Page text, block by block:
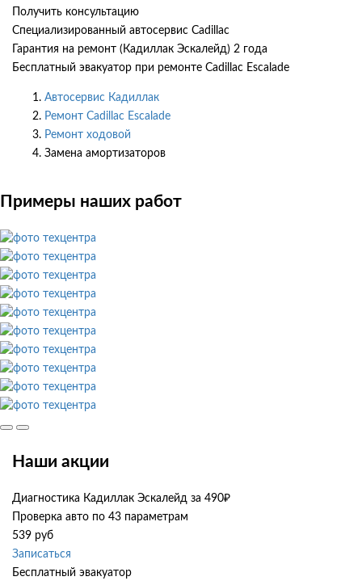
Получить консультацию
Специализированный автосервис Cadillac
Гарантия на ремонт (Кадиллак Эскалейд) 2 года
Бесплатный эвакуатор при ремонте Cadillac Escalade
Автосервис Кадиллак
Ремонт Cadillac Escalade
Ремонт ходовой
Замена амортизаторов
Примеры наших работ
Наши акции
Диагностика Кадиллак Эскалейд за 490₽
Проверка авто по 43 параметрам
539 руб
Записаться
Бесплатный эвакуатор